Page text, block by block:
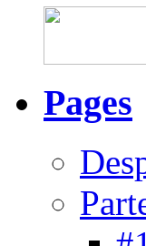
Pages